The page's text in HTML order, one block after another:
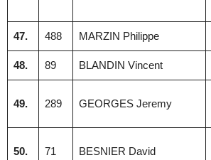
47. 488 MARZIN Philippe
48. 89 BLANDIN Vincent
49. 289 GEORGES Jeremy
50. 71 BESNIER David